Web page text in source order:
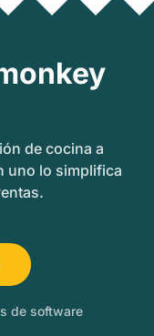
de cocina a
uno lo simplifica
de software